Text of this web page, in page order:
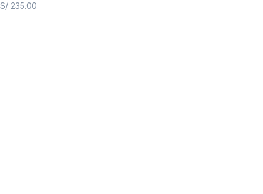
S/ 235.00